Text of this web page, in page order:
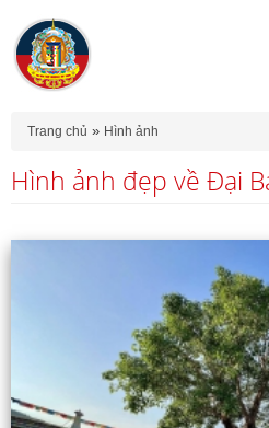
Bạn đang ở đây
Trang chủ » Hình ảnh
Hình ảnh đẹp về Đại